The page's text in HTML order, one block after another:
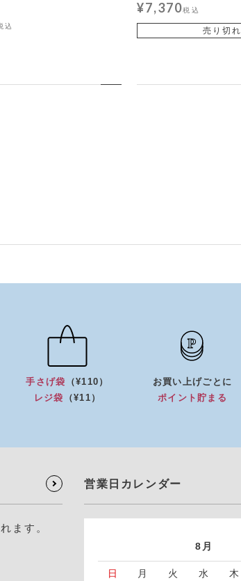
込
¥7,370税込
売り切れ
手さげ袋
（¥110）
レジ袋
（¥11）
お買い上げごとに
ポイント貯まる
ます。
営業日カレンダー
8月
日 月 火 水 木